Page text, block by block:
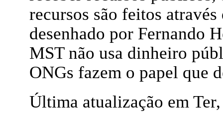
recursos são feitos
desenhado por Fernando
MST não usa dinheiro
ONGs fazem o papel que
Última atualização em